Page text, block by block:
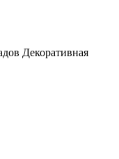
Декоративная